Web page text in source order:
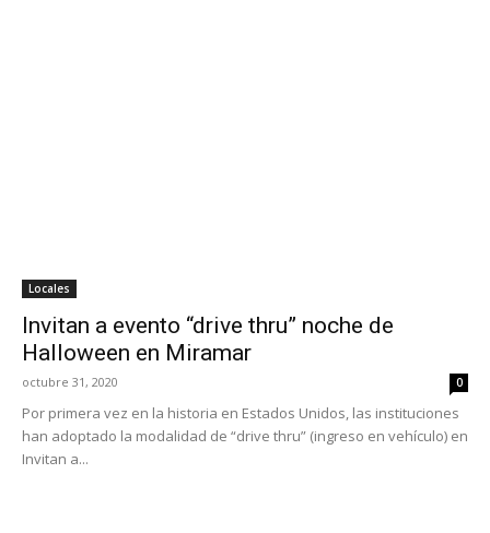
Locales
Invitan a evento “drive thru” noche de
Halloween en Miramar
octubre 31, 2020 0
Por primera vez en la historia en Estados Unidos, las instituciones
han adoptado la modalidad de “drive thru” (ingreso en vehículo) en
Invitan a...